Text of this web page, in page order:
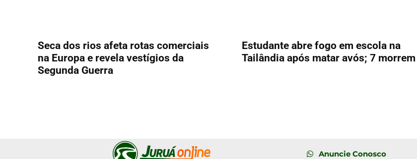
Seca dos rios afeta rotas comerciais
na Europa e revela vestígios da
Segunda Guerra
Estudante abre fogo em escola na
Tailândia após matar avós; 7 morrem
Anuncie Conosco